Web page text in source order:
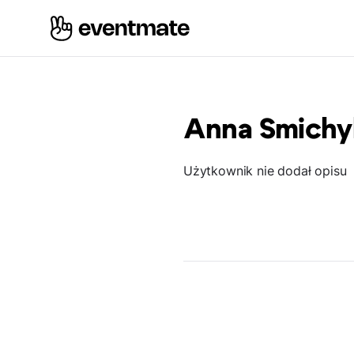
Anna
Użytkownik nie dodał opisu